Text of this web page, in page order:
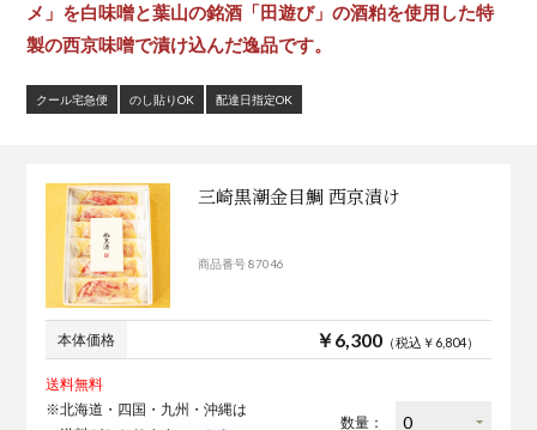
メ」を白味噌と葉山の銘酒「田遊び」の酒粕を使用した特
製の西京味噌で漬け込んだ逸品です。
クール宅急便 のし貼りOK 配達日指定OK
三崎黒潮金目鯛 西京漬け
商品番号 87046
本体価格 ￥6,300（税込￥6,804）
送料無料
※北海道・四国・九州・沖縄は
数量：